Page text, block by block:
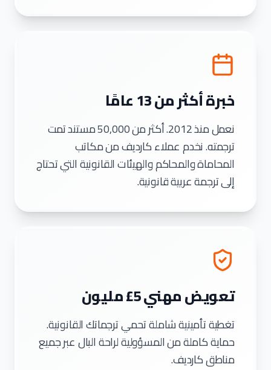
خبرة أكثر من 13 عامًا
نعمل منذ 2012. أكثر من 50,000 مستند تمت
ترجمته. نخدم عملاء كارديف من مكاتب
المحاماة والمحاكم والهيئات القانونية التي تحتاج
إلى ترجمة عربية قانونية.
تعويض مهني ⁦£5⁩ مليون
تغطية تأمينية شاملة تحمي ترجماتك القانونية.
حماية كاملة من المسؤولية لراحة البال عبر جميع
مناطق كارديف.